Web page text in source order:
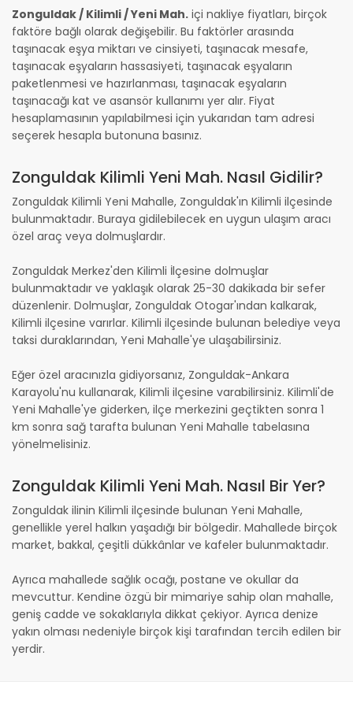
Zonguldak / Kilimli / Yeni Mah. içi nakliye fiyatları, birçok
faktöre bağlı olarak değişebilir. Bu faktörler arasında
taşınacak eşya miktarı ve cinsiyeti, taşınacak mesafe,
taşınacak eşyaların hassasiyeti, taşınacak eşyaların
paketlenmesi ve hazırlanması, taşınacak eşyaların
taşınacağı kat ve asansör kullanımı yer alır. Fiyat
hesaplamasının yapılabilmesi için yukarıdan tam adresi
seçerek hesapla butonuna basınız.
Zonguldak Kilimli Yeni Mah. Nasıl Gidilir?
Zonguldak Kilimli Yeni Mahalle, Zonguldak'ın Kilimli ilçesinde
bulunmaktadır. Buraya gidilebilecek en uygun ulaşım aracı
özel araç veya dolmuşlardır.
Zonguldak Merkez'den Kilimli İlçesine dolmuşlar
bulunmaktadır ve yaklaşık olarak 25-30 dakikada bir sefer
düzenlenir. Dolmuşlar, Zonguldak Otogar'ından kalkarak,
Kilimli ilçesine varırlar. Kilimli ilçesinde bulunan belediye veya
taksi duraklarından, Yeni Mahalle'ye ulaşabilirsiniz.
Eğer özel aracınızla gidiyorsanız, Zonguldak-Ankara
Karayolu'nu kullanarak, Kilimli ilçesine varabilirsiniz. Kilimli'de
Yeni Mahalle'ye giderken, ilçe merkezini geçtikten sonra 1
km sonra sağ tarafta bulunan Yeni Mahalle tabelasına
yönelmelisiniz.
Zonguldak Kilimli Yeni Mah. Nasıl Bir Yer?
Zonguldak ilinin Kilimli ilçesinde bulunan Yeni Mahalle,
genellikle yerel halkın yaşadığı bir bölgedir. Mahallede birçok
market, bakkal, çeşitli dükkânlar ve kafeler bulunmaktadır.
Ayrıca mahallede sağlık ocağı, postane ve okullar da
mevcuttur. Kendine özgü bir mimariye sahip olan mahalle,
geniş cadde ve sokaklarıyla dikkat çekiyor. Ayrıca denize
yakın olması nedeniyle birçok kişi tarafından tercih edilen bir
yerdir.